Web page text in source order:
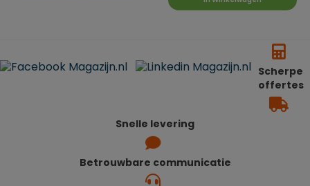
Scherpe
offertes
Snelle levering
Betrouwbare communicatie